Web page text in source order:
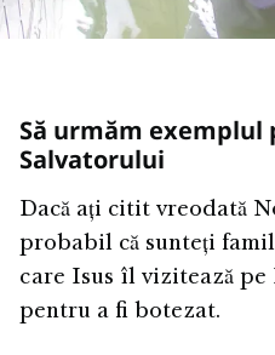
Să urmăm exemplul
Salvatorului
Dacă ați citit vreodată
probabil că sunteți
care Isus îl vizitează
pentru a fi botezat.